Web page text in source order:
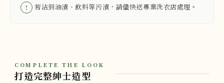
! 若沾到油漬、飲料等污漬，請儘快送專業洗衣店處理。
COMPLETE THE LOOK
打造完整紳士造型